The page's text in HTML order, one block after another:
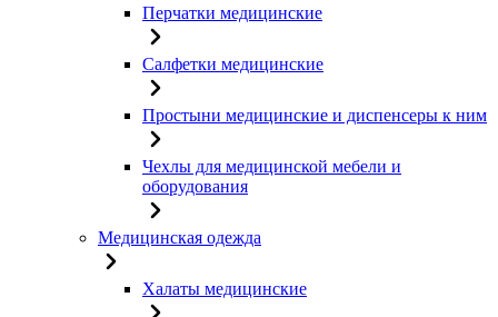
Перчатки медицинские
Салфетки медицинские
Простыни медицинские и диспенсеры к ним
Чехлы для медицинской мебели и
оборудования
Медицинская одежда
Халаты медицинские